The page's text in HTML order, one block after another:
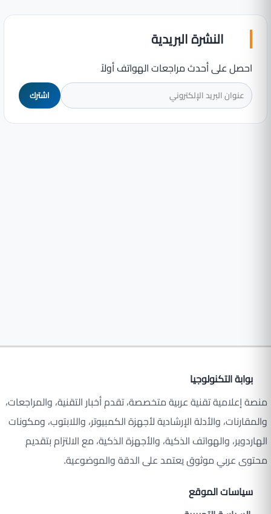
النشرة البريدية
احصل على أحدث مراجعات الهواتف أولاً
اشترك
بوابة التكنولوجيا
منصة إعلامية تقنية عربية متخصصة، تقدم أخبار التقنية، والمراجعات،
والمقارنات، والأدلة الإرشادية لأجهزة الكمبيوتر، واللابتوب، ومكونات
الهاردوير، والهواتف الذكية، والأجهزة الذكية، مع الالتزام بتقديم
محتوى عربي موثوق يعتمد على الدقة والموضوعية.
سياسات الموقع